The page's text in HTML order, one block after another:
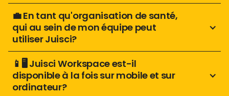
💼 En tant qu'organisation de santé,
qui au sein de mon équipe peut
utiliser Juisci?
📱🖥️ Juisci Workspace est-il
disponible à la fois sur mobile et sur
ordinateur?